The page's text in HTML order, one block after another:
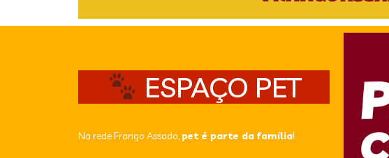
ESPAÇO PET
Na rede Frango Assado, pet é parte da família!